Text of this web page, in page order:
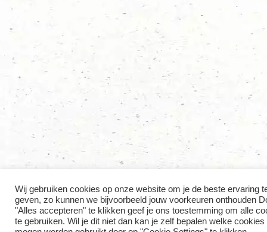
Wij gebruiken cookies op onze website om je de beste ervaring
geven, zo kunnen we bijvoorbeeld jouw voorkeuren onthouden
"Alles accepteren" te klikken geef je ons toestemming om alle
te gebruiken. Wil je dit niet dan kan je zelf bepalen welke cookies